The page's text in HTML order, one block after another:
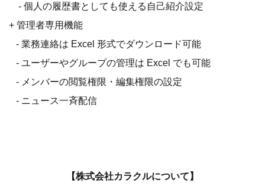
- 個人の履歴書としても使える自己紹介設定
+ 管理者専用機能
- 業務連絡は Excel 形式でダウンロード可能
- ユーザーやグループの管理は Excel でも可能
- メンバーの閲覧権限・編集権限の設定
- ニュース一斉配信
【株式会社カラクルについて】